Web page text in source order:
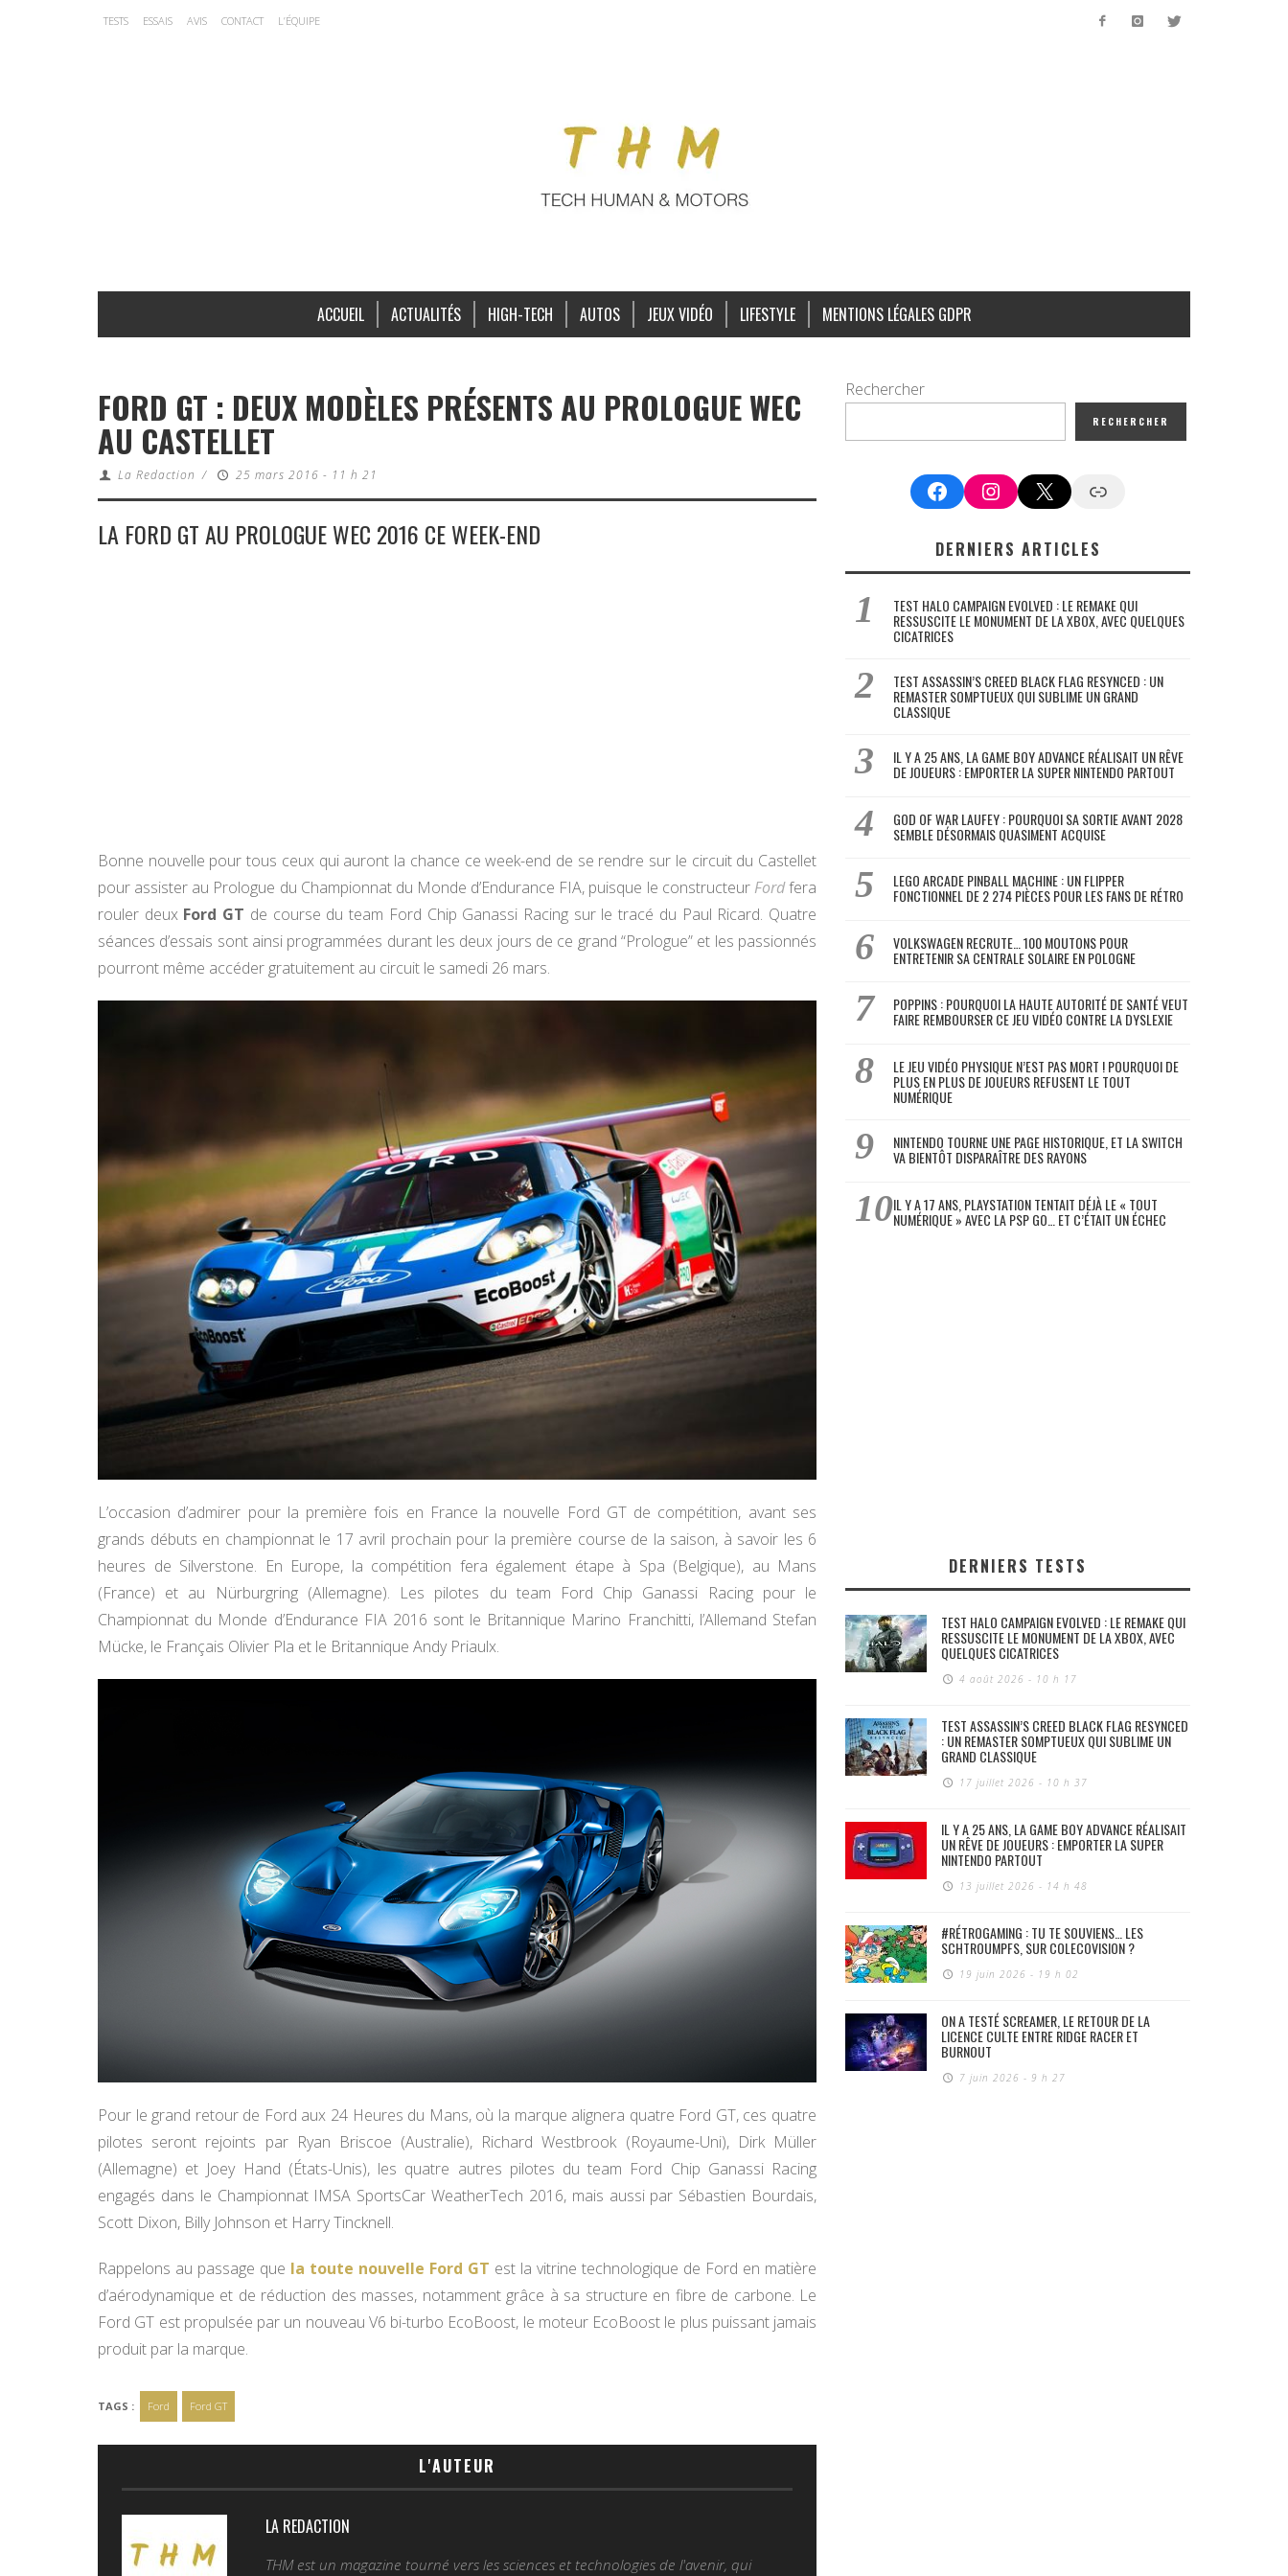
TESTS ESSAIS AVIS CONTACT L’ÉQUIPE
ACCUEIL ACTUALITÉS HIGH-TECH AUTOS JEUX VIDÉO LIFESTYLE MENTIONS LÉGALES GDPR
FORD GT : DEUX MODÈLES PRÉSENTS AU PROLOGUE WEC
AU CASTELLET
La Redaction / 25 mars 2016 - 11 h 21
LA FORD GT AU PROLOGUE WEC 2016 CE WEEK-END
Bonne nouvelle pour tous ceux qui auront la chance ce week-end de se rendre sur le circuit du Castellet
pour assister au Prologue du Championnat du Monde d’Endurance FIA, puisque le constructeur Fordfera
rouler deux Ford GT de course du team Ford Chip Ganassi Racing sur le tracé du Paul Ricard. Quatre
séances d’essais sont ainsi programmées durant les deux jours de ce grand “Prologue” et les passionnés
pourront même accéder gratuitement au circuit le samedi 26 mars.
L’occasion d’admirer pour la première fois en France la nouvelle Ford GT de compétition, avant ses
grands débuts en championnat le 17 avril prochain pour la première course de la saison, à savoir les 6
heures de Silverstone. En Europe, la compétition fera également étape à Spa (Belgique), au Mans
(France) et au Nürburgring (Allemagne). Les pilotes du team Ford Chip Ganassi Racing pour le
Championnat du Monde d’Endurance FIA 2016 sont le Britannique Marino Franchitti, l’Allemand Stefan
Mücke, le Français Olivier Pla et le Britannique Andy Priaulx.
Pour le grand retour de Ford aux 24 Heures du Mans, où la marque alignera quatre Ford GT, ces quatre
pilotes seront rejoints par Ryan Briscoe (Australie), Richard Westbrook (Royaume-Uni), Dirk Müller
(Allemagne) et Joey Hand (États-Unis), les quatre autres pilotes du team Ford Chip Ganassi Racing
engagés dans le Championnat IMSA SportsCar WeatherTech 2016, mais aussi par Sébastien Bourdais,
Scott Dixon, Billy Johnson et Harry Tincknell.
Rappelons au passage que la toute nouvelle Ford GT est la vitrine technologique de Ford en matière
d’aérodynamique et de réduction des masses, notamment grâce à sa structure en fibre de carbone. Le
Ford GT est propulsée par un nouveau V6 bi-turbo EcoBoost, le moteur EcoBoost le plus puissant jamais
produit par la marque.
TAGS : Ford Ford GT
L'AUTEUR
LA REDACTION
THM est un magazine tourné vers les sciences et technologies de l'avenir, qui
Rechercher
RECHERCHER
FacebookInstagram
X Google News
DERNIERS ARTICLES
TEST HALO CAMPAIGN EVOLVED : LE REMAKE QUI
RESSUSCITE LE MONUMENT DE LA XBOX, AVEC QUELQUES
CICATRICES
TEST ASSASSIN’S CREED BLACK FLAG RESYNCED : UN
REMASTER SOMPTUEUX QUI SUBLIME UN GRAND
CLASSIQUE
IL Y A 25 ANS, LA GAME BOY ADVANCE RÉALISAIT UN RÊVE
DE JOUEURS : EMPORTER LA SUPER NINTENDO PARTOUT
GOD OF WAR LAUFEY : POURQUOI SA SORTIE AVANT 2028
SEMBLE DÉSORMAIS QUASIMENT ACQUISE
LEGO ARCADE PINBALL MACHINE : UN FLIPPER
FONCTIONNEL DE 2 274 PIÈCES POUR LES FANS DE RÉTRO
VOLKSWAGEN RECRUTE… 100 MOUTONS POUR
ENTRETENIR SA CENTRALE SOLAIRE EN POLOGNE
POPPINS : POURQUOI LA HAUTE AUTORITÉ DE SANTÉ VEUT
FAIRE REMBOURSER CE JEU VIDÉO CONTRE LA DYSLEXIE
LE JEU VIDÉO PHYSIQUE N’EST PAS MORT ! POURQUOI DE
PLUS EN PLUS DE JOUEURS REFUSENT LE TOUT
NUMÉRIQUE
NINTENDO TOURNE UNE PAGE HISTORIQUE, ET LA SWITCH
VA BIENTÔT DISPARAÎTRE DES RAYONS
IL Y A 17 ANS, PLAYSTATION TENTAIT DÉJÀ LE « TOUT
NUMÉRIQUE » AVEC LA PSP GO… ET C’ÉTAIT UN ÉCHEC
DERNIERS TESTS
TEST HALO CAMPAIGN EVOLVED : LE REMAKE QUI
RESSUSCITE LE MONUMENT DE LA XBOX, AVEC
QUELQUES CICATRICES
4 août 2026 - 10 h 17
TEST ASSASSIN’S CREED BLACK FLAG RESYNCED
: UN REMASTER SOMPTUEUX QUI SUBLIME UN
GRAND CLASSIQUE
17 juillet 2026 - 10 h 37
IL Y A 25 ANS, LA GAME BOY ADVANCE RÉALISAIT
UN RÊVE DE JOUEURS : EMPORTER LA SUPER
NINTENDO PARTOUT
13 juillet 2026 - 14 h 48
#RÉTROGAMING : TU TE SOUVIENS… LES
SCHTROUMPFS, SUR COLECOVISION ?
19 juin 2026 - 19 h 02
ON A TESTÉ SCREAMER, LE RETOUR DE LA
LICENCE CULTE ENTRE RIDGE RACER ET
BURNOUT
7 juin 2026 - 9 h 27